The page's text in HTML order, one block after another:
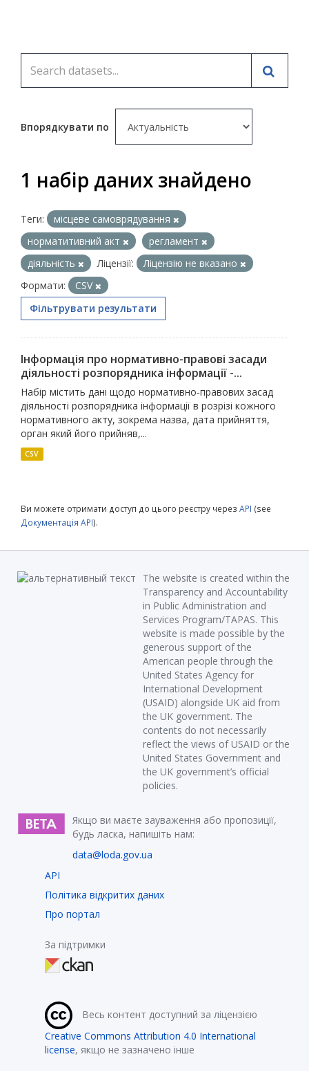
Впорядкувати по
1 набір даних знайдено
Теги:
місцеве самоврядування
норматитивний акт
регламент
діяльність
Ліцензії:
Ліцензію не вказано
Формати:
CSV
Фільтрувати результати
Інформація про нормативно-правові засади
діяльності розпорядника інформації -...
Набір містить дані щодо нормативно-правових засад
діяльності розпорядника інформації в розрізі кожного
нормативного акту, зокрема назва, дата прийняття,
орган який його прийняв,...
CSV
Ви можете отримати доступ до цього реєстру через API (see
Документація API).
The website is created within the
Transparency and Accountability
in Public Administration and
Services Program/TAPAS. This
website is made possible by the
generous support of the
American people through the
United States Agency for
International Development
(USAID) alongside UK aid from
the UK government. The
contents do not necessarily
reflect the views of USAID or the
United States Government and
the UK government’s official
policies.
Якщо ви маєте зауваження або пропозиції,
будь ласка, напишіть нам:
data@loda.gov.ua
API
Політика відкритих даних
Про портал
За підтримки
Весь контент доступний за ліцензією
Creative Commons Attribution 4.0 International
license, якщо не зазначено інше